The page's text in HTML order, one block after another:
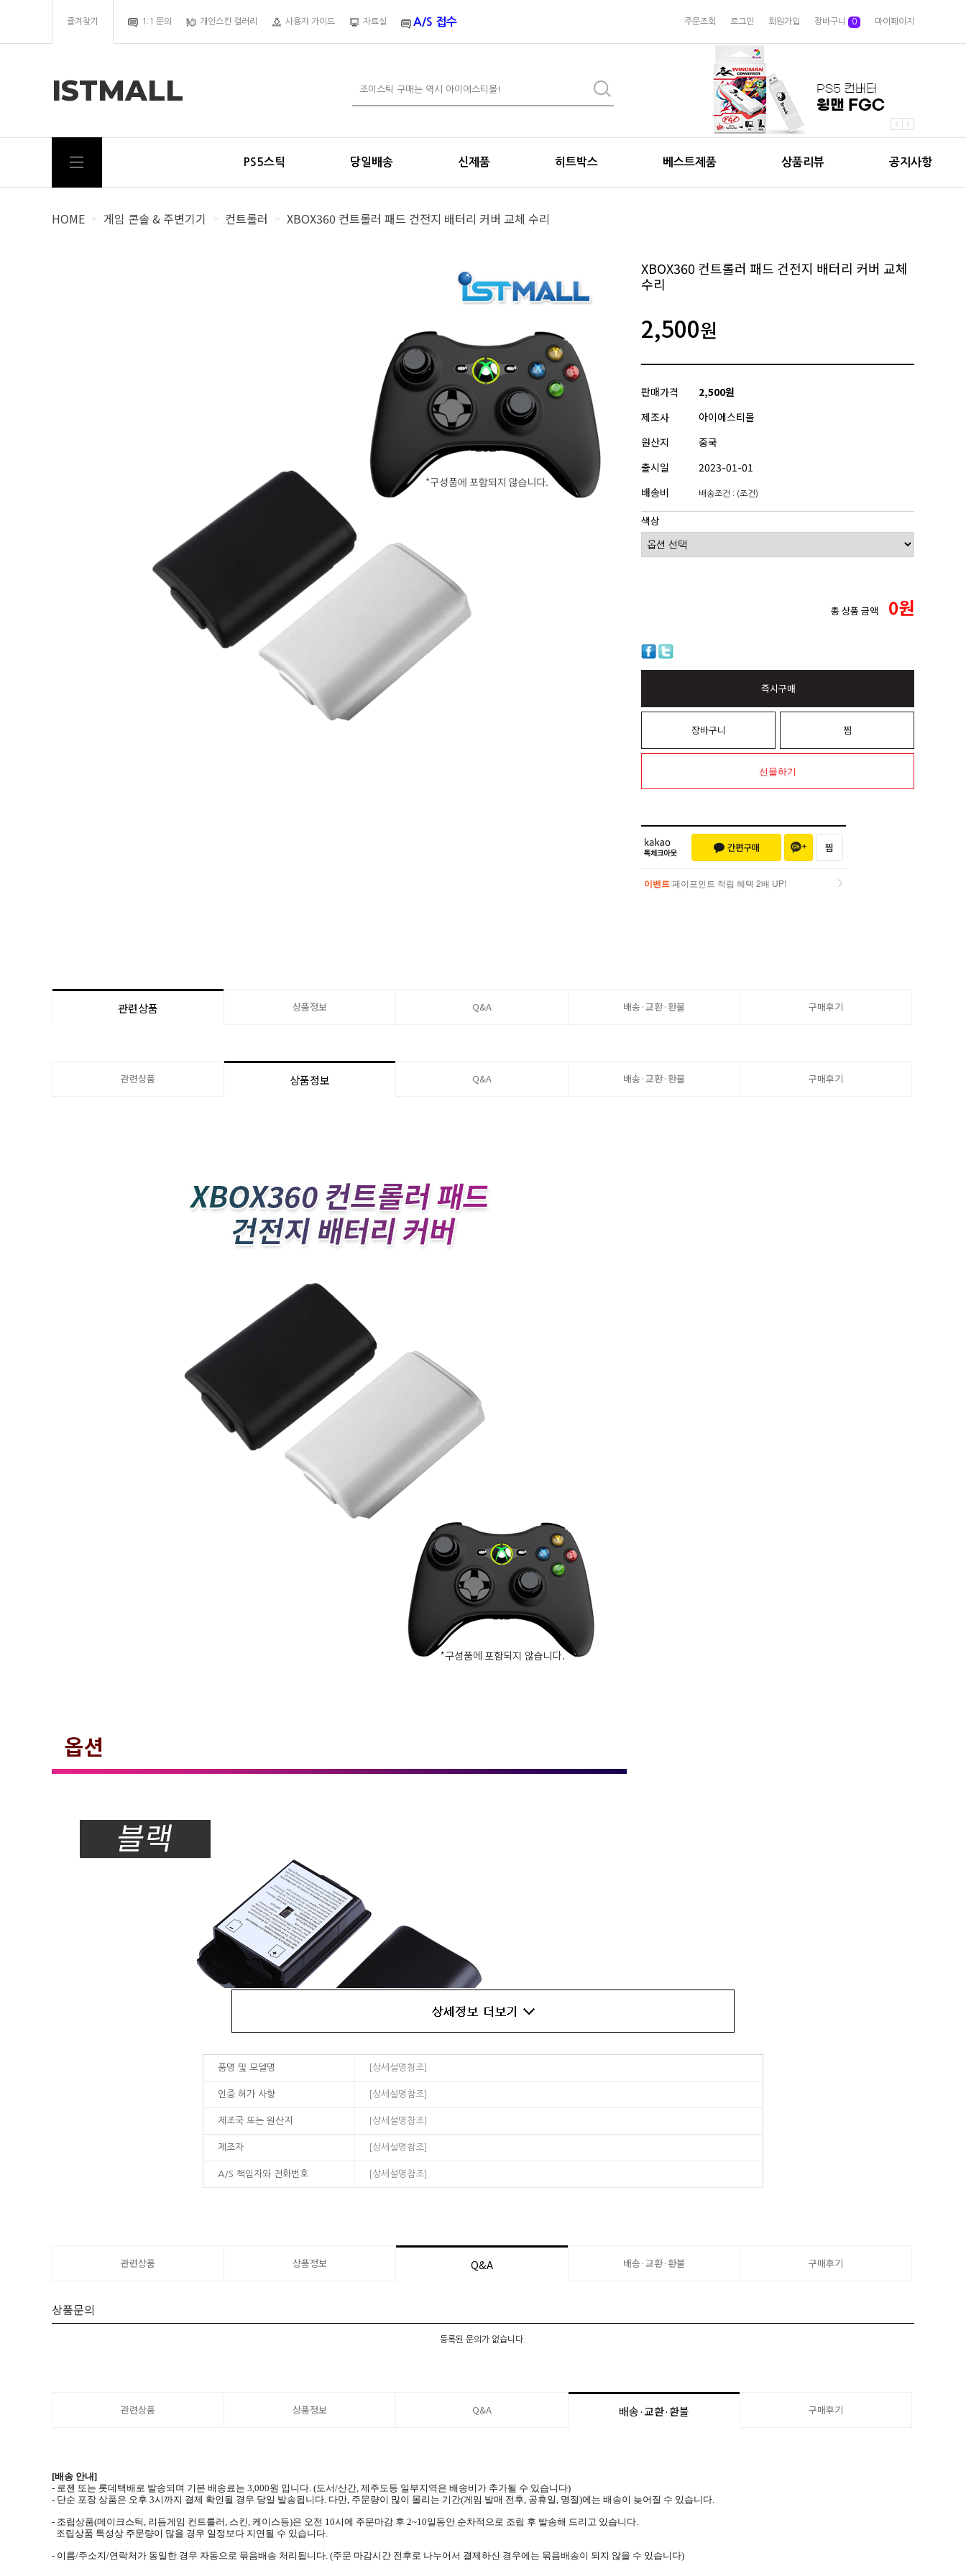
즐겨찾기 1:1 문의 개인스킨 갤러리 사용자 가이드 자료실 A/S 접수 주문조회 로그인 회원가입 장바구니 0 마이페이지
ISTMALL
PS5스틱 당일배송 신제품 히트박스 베스트제품 상품리뷰 공지사항
HOME > 게임 콘솔 & 주변기기 > 컨트롤러 > XBOX360 컨트롤러 패드 건전지 배터리 커버 교체 수리
XBOX360 컨트롤러 패드 건전지 배터리 커버 교체
수리
2,500원
판매가격
2,500원
제조사
아이에스티몰
원산지
중국
출시일
2023-01-01
배송비
배송조건 : (조건)
색상
총 상품 금액 0원
즉시구매
장바구니 찜
선물하기
이벤트 페이포인트 적립 혜택 2배 UP!
관련상품 상품정보 Q&A 배송·교환·환불 구매후기
관련상품 상품정보 Q&A 배송·교환·환불 구매후기
품명 및 모델명 [상세설명참조]
인증.허가 사항 [상세설명참조]
제조국 또는 원산지 [상세설명참조]
제조자 [상세설명참조]
A/S 책임자와 전화번호 [상세설명참조]
관련상품 상품정보 Q&A 배송·교환·환불 구매후기
상품문의
등록된 문의가 없습니다.
관련상품 상품정보 Q&A 배송·교환·환불 구매후기
[배송 안내]
- 로젠 또는 롯데택배로 발송되며 기본 배송료는 3,000원 입니다. (도서/산간, 제주도등 일부지역은 배송비가 추가될 수 있습니다)
- 단순 포장 상품은 오후 3시까지 결제 확인될 경우 당일 발송됩니다. 다만, 주문량이 많이 몰리는 기간(게임 발매 전후, 공휴일, 명절)에는 배송이 늦어질 수 있습니다.
- 조립상품(메이크스틱, 리듬게임 컨트롤러, 스킨, 케이스등)은 오전 10시에 주문마감 후 2~10일동안 순차적으로 조립 후 발송해 드리고 있습니다.
조립상품 특성상 주문량이 많을 경우 일정보다 지연될 수 있습니다.
- 이름/주소지/연락처가 동일한 경우 자동으로 묶음배송 처리됩니다. (주문 마감시간 전후로 나누어서 결제하신 경우에는 묶음배송이 되지 않을 수 있습니다)